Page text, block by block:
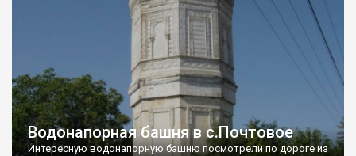
Водонапорная башня в с.Почтовое
Интересную водонапорную башню посмотрели по дороге из